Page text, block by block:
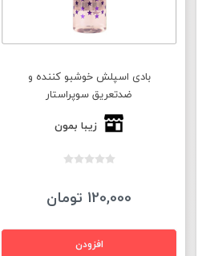
بادی اسپلش خوشبو کننده و
ضدتعریق سوپراستار
زیبا بمون
120,000 تومان